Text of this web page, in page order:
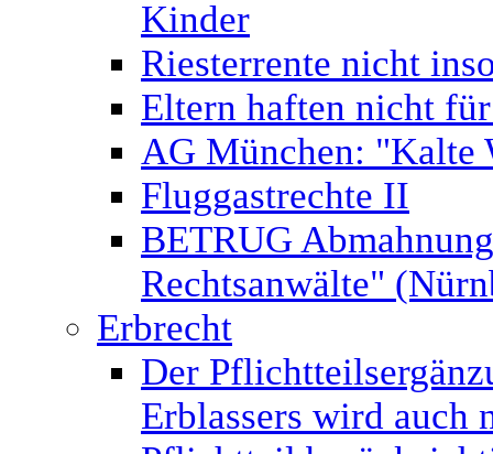
Kinder
Riesterrente nicht
Eltern haften nicht
AG München: "Kalte
Fluggastrechte II
BETRUG
Rechtsanwälte"
Erbrecht
Der
Erblassers wird auch